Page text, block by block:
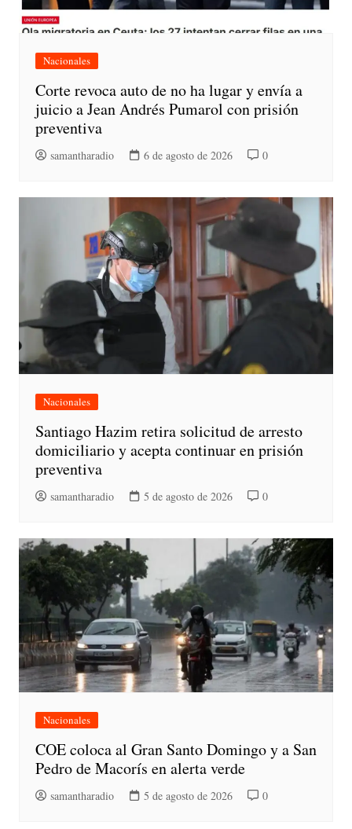
Nacionales
Corte revoca auto de no ha lugar y envía a
juicio a Jean Andrés Pumarol con prisión
preventiva
samantharadio 6 de agosto de 2026 0
Nacionales
Santiago Hazim retira solicitud de arresto
domiciliario y acepta continuar en prisión
preventiva
samantharadio 5 de agosto de 2026 0
Nacionales
COE coloca al Gran Santo Domingo y a San
Pedro de Macorís en alerta verde
samantharadio 5 de agosto de 2026 0